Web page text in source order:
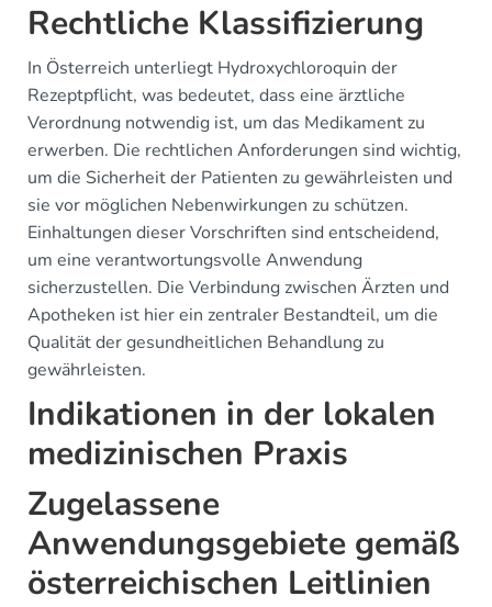
Rechtliche Klassifizierung
In Österreich unterliegt Hydroxychloroquin der
Rezeptpflicht, was bedeutet, dass eine ärztliche
Verordnung notwendig ist, um das Medikament zu
erwerben. Die rechtlichen Anforderungen sind wichtig,
um die Sicherheit der Patienten zu gewährleisten und
sie vor möglichen Nebenwirkungen zu schützen.
Einhaltungen dieser Vorschriften sind entscheidend,
um eine verantwortungsvolle Anwendung
sicherzustellen. Die Verbindung zwischen Ärzten und
Apotheken ist hier ein zentraler Bestandteil, um die
Qualität der gesundheitlichen Behandlung zu
gewährleisten.
Indikationen in der lokalen
medizinischen Praxis
Zugelassene
Anwendungsgebiete gemäß
österreichischen Leitlinien